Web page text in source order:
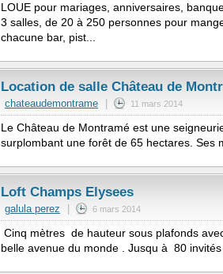
LOUE pour mariages, anniversaires,
3 salles, de 20 à 250 personnes pour
chacune bar, pist...
Location de salle Château de
chateaudemontrame 11 mars 2014
Le Château de Montramé est une
surplombant une forêt de 65 hectares. Ses
Loft Champs Elysees
galula perez 6 mars 2014
Cinq mètres de hauteur sous plafonds
belle avenue du monde . Jusqu à 80